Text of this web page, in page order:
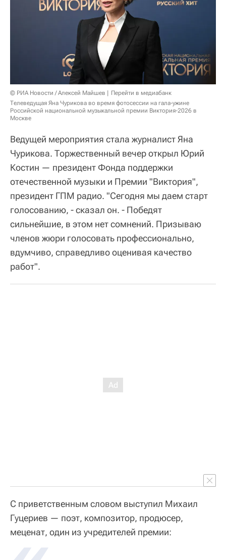
© РИА Новости / Алексей Майшев
Перейти в медиабанк
Телеведущая Яна Чурикова во время фотосессии на гала-ужине
Российской национальной музыкальной премии Виктория-2026 в
Москве
Ведущей мероприятия стала журналист Яна
Чурикова. Торжественный вечер открыл Юрий
Костин — президент Фонда поддержки
отечественной музыки и Премии "Виктория",
президент ГПМ радио. "Сегодня мы даем старт
голосованию, - сказал он. - Победят
сильнейшие, в этом нет сомнений. Призываю
членов жюри голосовать профессионально,
вдумчиво, справедливо оценивая качество
работ".
С приветственным словом выступил Михаил
Гуцериев — поэт, композитор, продюсер,
меценат, один из учредителей премии: